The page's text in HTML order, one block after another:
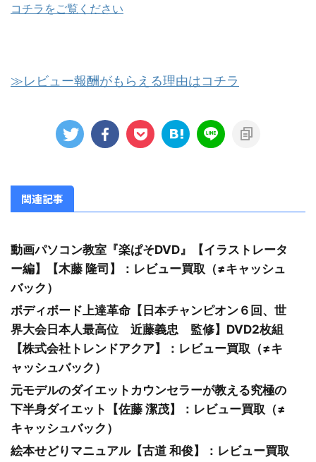
コチラをご覧ください
≫レビュー報酬がもらえる理由はコチラ
関連記事
動画パソコン教室『楽ぱそDVD』【イラストレータ
ー編】【木藤 隆司】：レビュー買取（≠キャッシュ
バック）
ボディボード上達革命【日本チャンピオン６回、世
界大会日本人最高位 近藤義忠 監修】DVD2枚組
【株式会社トレンドアクア】：レビュー買取（≠キ
ャッシュバック）
元モデルのダイエットカウンセラーが教える究極の
下半身ダイエット【佐藤 潔茂】：レビュー買取（≠
キャッシュバック）
絵本せどりマニュアル【古道 和俊】：レビュー買取